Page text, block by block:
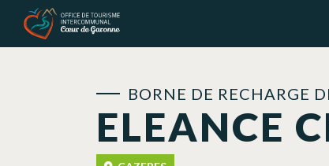
ELEANCE
BORNE DE RECHARGE
Panneau de gestion des cookies